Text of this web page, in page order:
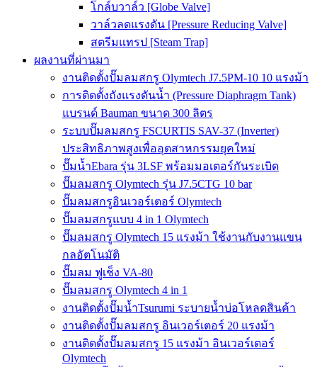
โกล์บวาล์ว [Globe Valve]
วาล์วลดแรงดัน [Pressure Reducing Valve]
สตรีมแทรป [Steam Trap]
ผลงานที่ผ่านมา
งานติดตั้งปั๊มลมสกรู Olymtech J7.5PM-10 10 แรงม้า
การติดตั้งถังแรงดันน้ำ (Pressure Diaphragm Tank)
แบรนด์ Bauman ขนาด 300 ลิตร
ระบบปั๊มลมสกรู FSCURTIS SAV-37 (Inverter)
ประสิทธิภาพสูงเพื่ออุตสาหกรรมยุคใหม่
ปั๊มน้ำEbara รุ่น 3LSF พร้อมมอเตอร์กันระเบิด
ปั๊มลมสกรู Olymtech รุ่น J7.5CTG 10 bar
ปั๊มลมสกรูอินเวอร์เตอร์ Olymtech
ปั๊มลมสกรูแบบ 4 in 1 Olymtech
ปั๊มลมสกรู Olymtech 15 แรงม้า ใช้งานกับงานแขน
กลอัตโนมัติ
ปั๊มลม ฟูเช็ง VA-80
ปั๊มลมสกรู Olymtech 4 in 1
งานติดตั้งปั๊มน้ำTsurumi ระบายน้ำบ่อโหลดสินค้า
งานติดตั้งปั๊มลมสกรู อินเวอร์เตอร์ 20 แรงม้า
งานติดตั้งปั๊มลมสกรู 15 แรงม้า อินเวอร์เตอร์
Olymtech